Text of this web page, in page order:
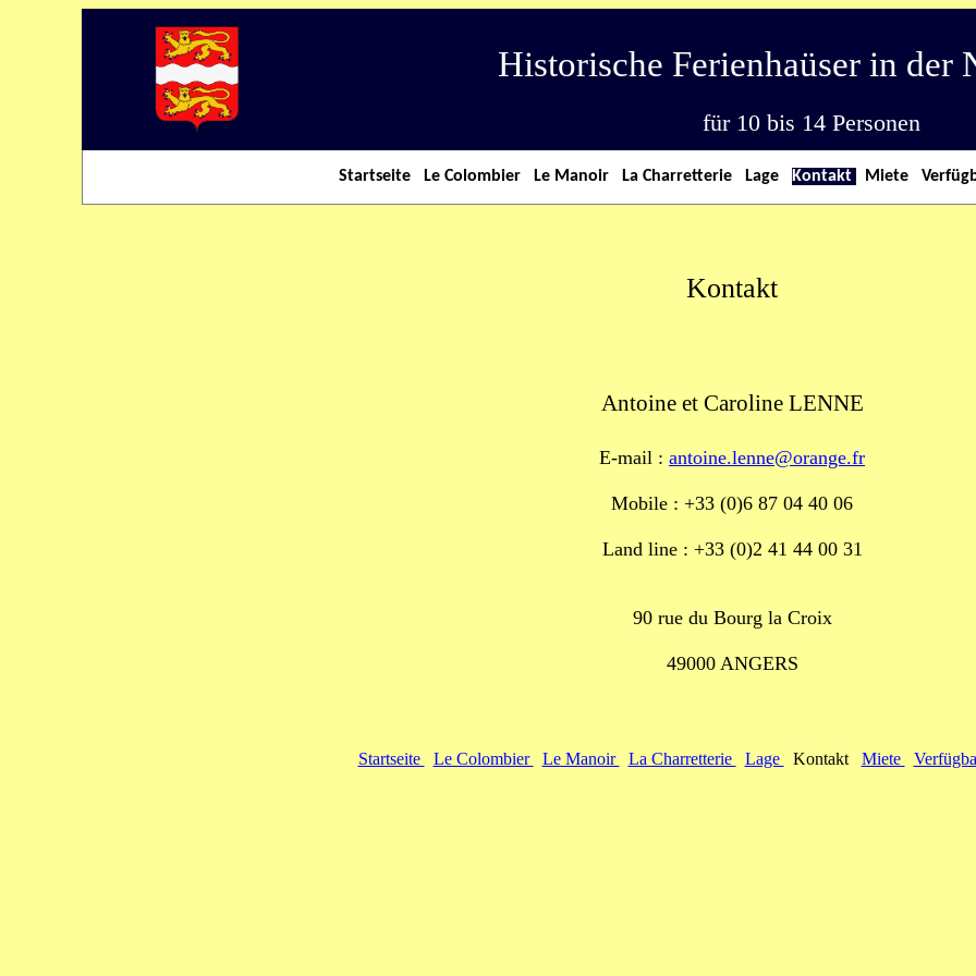
Historische Ferienhaüser in der
für 10 bis 14 Personen
Startseite Le Colombier Le Manoir La Charretterie Lage Kontakt Miete
Kontakt
Antoine et Caroline LENNE
E-mail : antoine.lenne@orange.fr
Mobile : +33 (0)6 87 04 40 06
Land line : +33 (0)2 41 44 00 31
90 rue du Bourg la Croix
49000 ANGERS
Startseite Le Colombier Le Manoir La Charretterie Lage Kontakt Miete